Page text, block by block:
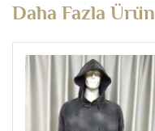
Daha Fazla Ürün